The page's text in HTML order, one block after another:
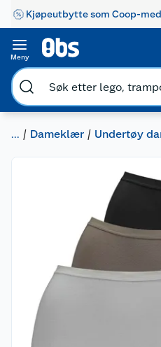
Kjøpeutbytte som Coop-
Meny
... Dameklær Undertøy